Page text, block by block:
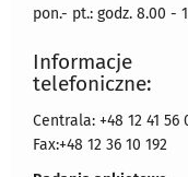
pon.- pt.: godz. 8.00 -
Informacje
telefoniczne:
Centrala: +48 12 41 56
Fax:+48 12 36 10 192